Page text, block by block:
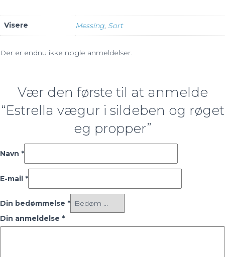
Visere Messing, Sort
Der er endnu ikke nogle anmeldelser.
Vær den første til at anmelde
“Estrella vægur i sildeben og røget
eg propper”
Navn *
E-mail *
Din bedømmelse *
Din anmeldelse *